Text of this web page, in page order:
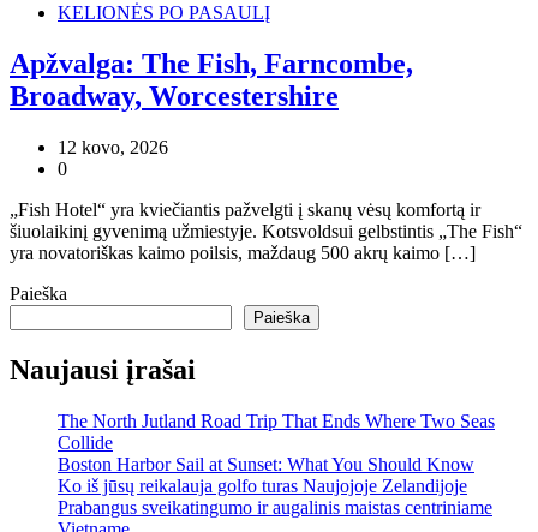
KELIONĖS PO PASAULĮ
Apžvalga: The Fish, Farncombe,
Broadway, Worcestershire
12 kovo, 2026
0
„Fish Hotel“ yra kviečiantis pažvelgti į skanų vėsų komfortą ir
šiuolaikinį gyvenimą užmiestyje. Kotsvoldsui gelbstintis „The Fish“
yra novatoriškas kaimo poilsis, maždaug 500 akrų kaimo […]
Paieška
Paieška
Naujausi įrašai
The North Jutland Road Trip That Ends Where Two Seas
Collide
Boston Harbor Sail at Sunset: What You Should Know
Ko iš jūsų reikalauja golfo turas Naujojoje Zelandijoje
Prabangus sveikatingumo ir augalinis maistas centriniame